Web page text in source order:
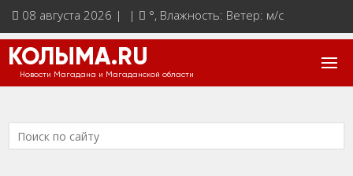
08 августа 2026 | | °, Влажность: Ветер: м/с
КОЛЫМА.RU
Новости Магадана и Магаданской области